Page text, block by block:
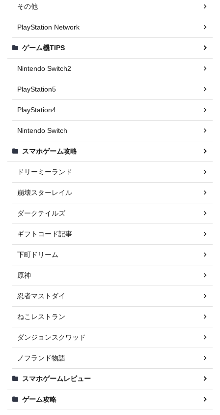
その他
PlayStation Network
ゲーム機TIPS
Nintendo Switch2
PlayStation5
PlayStation4
Nintendo Switch
スマホゲーム攻略
ドリーミーランド
崩壊スターレイル
ダークテイルズ
ギフトコード記事
下町ドリーム
原神
忍者マストダイ
ねこレストラン
ダンジョンスクワッド
ノフランド物語
スマホゲームレビュー
ゲーム攻略